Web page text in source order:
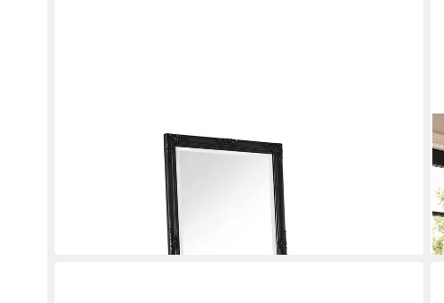
Spiegel LC Home Wandspiegel Barock XXL Spiegel
Schwarz ca. 200x100 cm
419,90 €
lieferbar - in 7-9 Werktagen bei dir